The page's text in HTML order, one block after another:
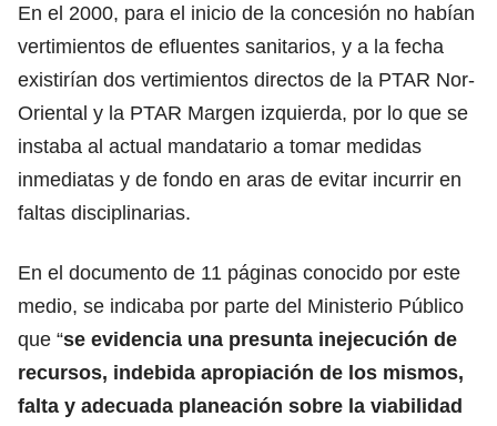
En el 2000, para el inicio de la concesión no habían
vertimientos de efluentes sanitarios, y a la fecha
existirían dos vertimientos directos de la PTAR Nor-
Oriental y la PTAR Margen izquierda, por lo que se
instaba al actual mandatario a tomar medidas
inmediatas y de fondo en aras de evitar incurrir en
faltas disciplinarias.
En el documento de 11 páginas conocido por este
medio, se indicaba por parte del Ministerio Público
que “se evidencia una presunta inejecución de
recursos, indebida apropiación de los mismos,
falta y adecuada planeación sobre la viabilidad